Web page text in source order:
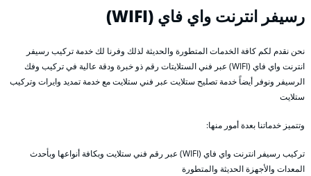
رسيفر انترنت واي فاي (WIFI)
نحن نقدم لكم كافة الخدمات المتطورة والحديثة لذلك وفرنا لك خدمة تركيب رسيفر
انترنت واي فاي (WIFI) عبر فني الستلايتات رقم ذو خبرة ودقة عالية في تركيب وفك
الرسيفر ونوفر أيضاً خدمة تصليح ستلايت عبر فني ستلايت مع خدمة تمديد وايرات وتركيب
ستلايت
وتتميز خدماتنا بعدة أمور منها:
تركيب رسيفر انترنت واي فاي (WIFI) عبر رقم فني ستلايت وبكافة أنواعها وبأحدث
المعدات والأجهزة الحديثة والمتطورة